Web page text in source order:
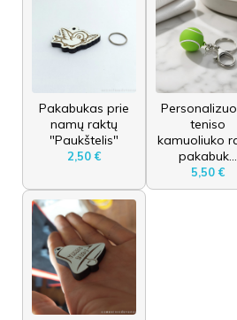
Pakabukas prie
namų raktų
"Paukštelis"
2,50 €
teniso
kamuoliuko
pakabuk...
5,50 €